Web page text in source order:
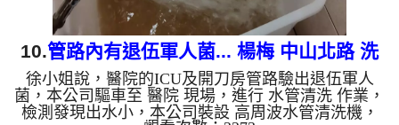
10.管路內有退伍軍人菌... 楊梅 中山北路 洗
醫院管路
徐小姐說，醫院的ICU及開刀房管路驗出退伍軍人
菌，本公司驅車至 醫院 現場，進行 水管清洗 作業，
檢測發現出水小，本公司裝設 高周波水管清洗機，